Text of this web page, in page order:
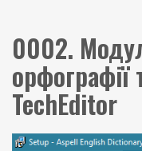
0002.
TechEditor